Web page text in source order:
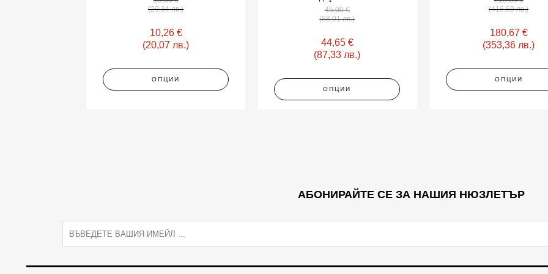
(29,34 лв.)
10,26 €
(20,07 лв.)
ОПЦИИ
45,00€
(88,01 лв.)
44,65 €
(87,33 лв.)
ОПЦИИ
(416,59 лв.)
180,67 €
(353,36 лв.)
ОПЦИИ
АБОНИРАЙТЕ СЕ ЗА НАШИЯ НЮЗЛЕТЪР
i